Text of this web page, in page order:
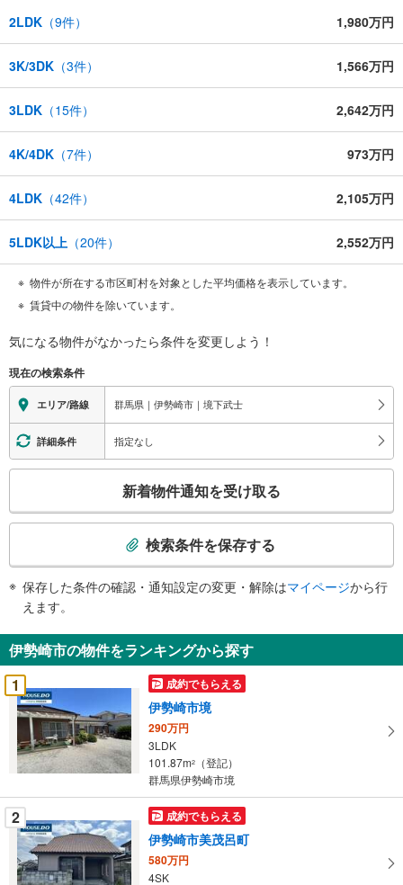
2LDK （9件） 1,980万円
3K/3DK （3件） 1,566万円
3LDK （15件） 2,642万円
4K/4DK （7件） 973万円
4LDK （42件） 2,105万円
5LDK以上 （20件） 2,552万円
物件が所在する市区町村を対象とした平均価格を表示しています。
賃貸中の物件を除いています。
気になる物件がなかったら条件を変更しよう！
現在の検索条件
エリア/路線 群馬県｜伊勢崎市｜境下武士
詳細条件 指定なし
検
知
を
受
け
取
・
条
件
を
マ
イ
ペ
新着物件通知を受け取る
検索条件を保存する
保存した条件の確認・通知設定の変更・解除はマイページから行
えます。
伊勢崎市の物件をランキングから探す
1
成約でもらえる
伊勢崎市境
290万円
3LDK
101.87m2
（登記）
群馬県伊勢崎市境
2 成約でもらえる
伊勢崎市美茂呂町
580万円
4SK